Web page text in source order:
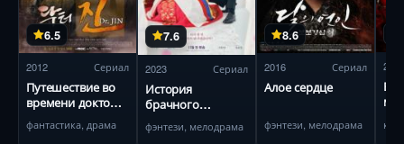
6.5
2012 Сериал
Путешествие во
времени доктора
Джина
фантастика, драма
7.6
2023 Сериал
История
брачного
Пак
фэнтези, мелодрама
8.6
2016 Сериал
Алое сердце
фэнтези, мелодрама
2024